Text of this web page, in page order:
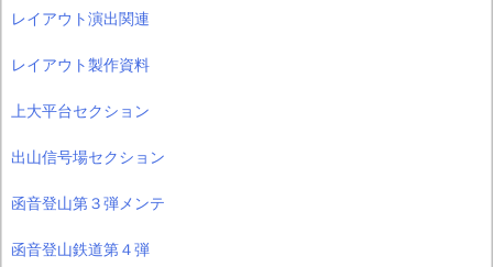
レイアウト演出関連
レイアウト製作資料
上大平台セクション
出山信号場セクション
函音登山第３弾メンテ
函音登山鉄道第４弾